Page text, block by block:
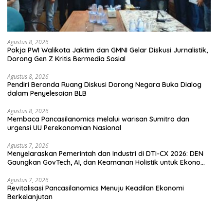
Agustus 8, 2026
Pokja PWI Walikota Jaktim dan GMNI Gelar Diskusi Jurnalistik,
Dorong Gen Z Kritis Bermedia Sosial
Agustus 8, 2026
Pendiri Beranda Ruang Diskusi Dorong Negara Buka Dialog
dalam Penyelesaian BLB
Agustus 8, 2026
Membaca Pancasilanomics melalui warisan Sumitro dan
urgensi UU Perekonomian Nasional
Agustus 7, 2026
Menyelaraskan Pemerintah dan Industri di DTI-CX 2026: DEN
Gaungkan GovTech, AI, dan Keamanan Holistik untuk Ekonomi
Agustus 7, 2026
Revitalisasi Pancasilanomics Menuju Keadilan Ekonomi
Berkelanjutan